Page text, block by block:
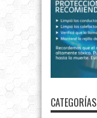
CATEGORÍAS